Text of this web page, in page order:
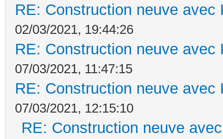
RE: Construction neuve avec
02/03/2021, 19:44:26
RE: Construction neuve avec
07/03/2021, 11:47:15
RE: Construction neuve avec
07/03/2021, 12:15:10
RE: Construction neuve